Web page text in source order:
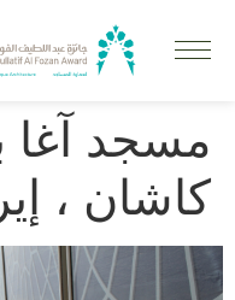
مسجد آغا
كاشان ،